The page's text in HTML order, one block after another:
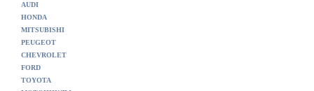
AUDI
HONDA
MITSUBISHI
PEUGEOT
CHEVROLET
FORD
TOYOTA